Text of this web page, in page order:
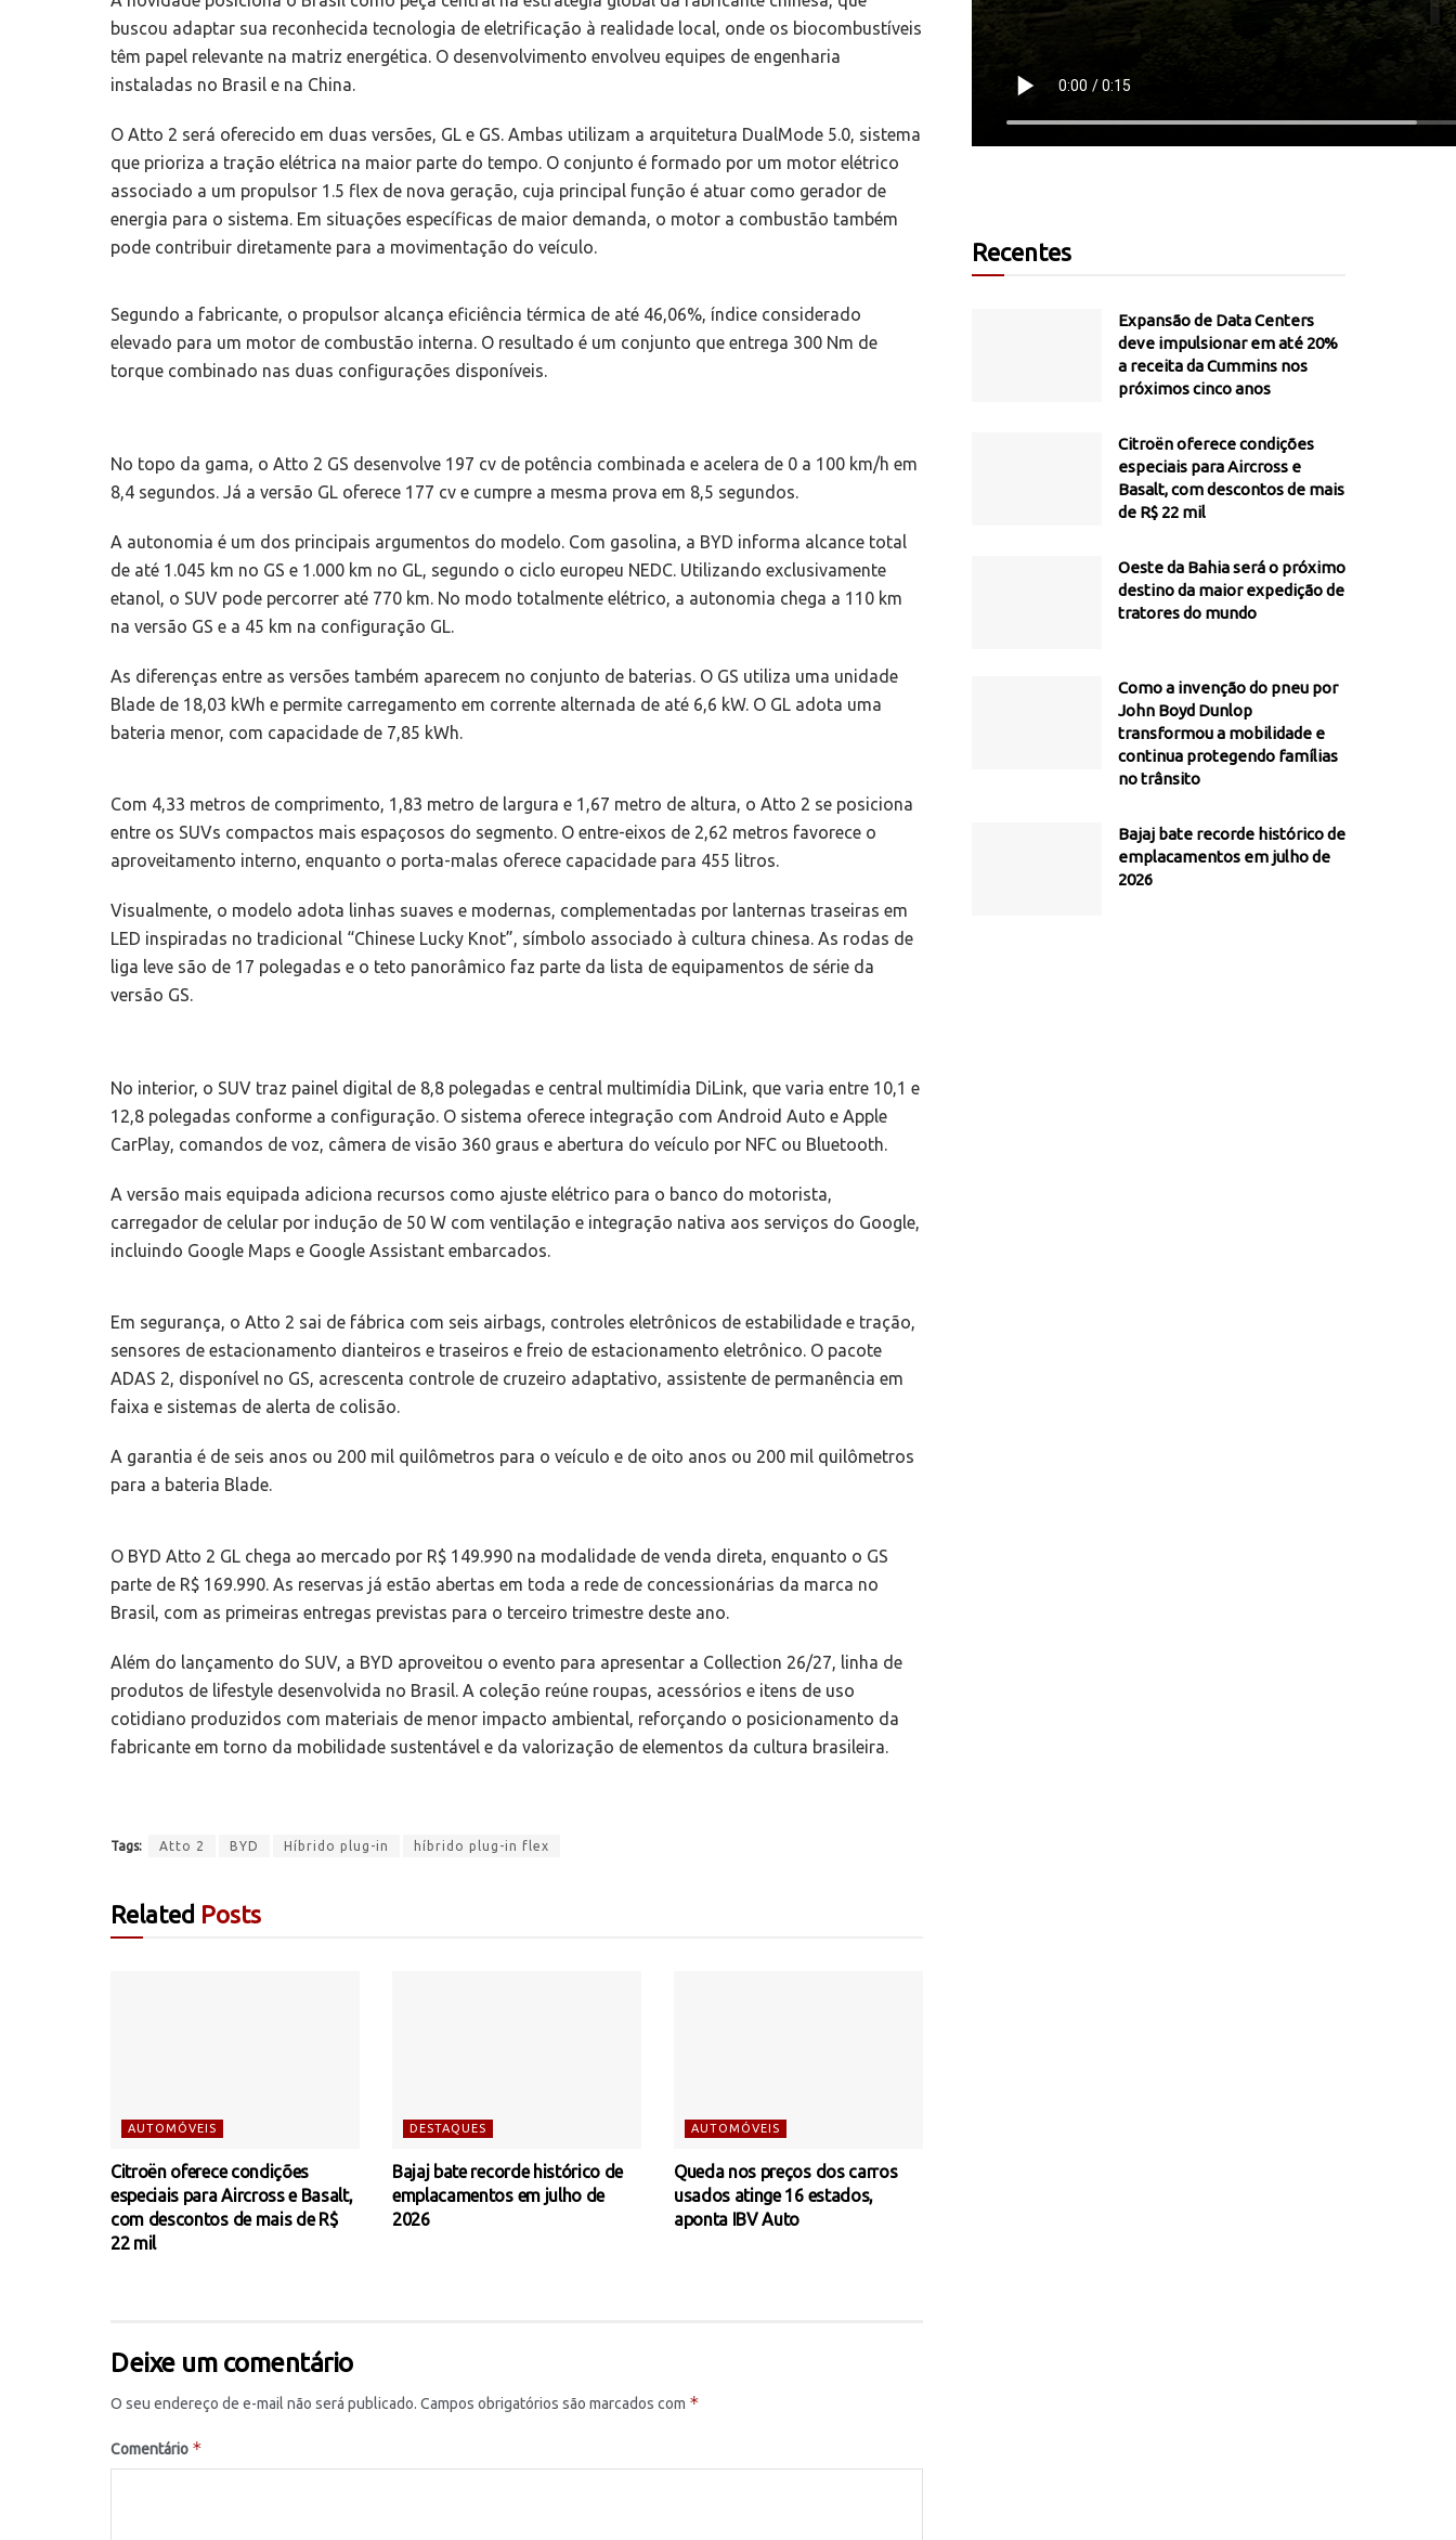
buscou adaptar sua reconhecida tecnologia de eletrificação à realidade local, onde os biocombustíveis
têm papel relevante na matriz energética. O desenvolvimento envolveu equipes de engenharia
instaladas no Brasil e na China.
O Atto 2 será oferecido em duas versões, GL e GS. Ambas utilizam a arquitetura DualMode 5.0, sistema
que prioriza a tração elétrica na maior parte do tempo. O conjunto é formado por um motor elétrico
associado a um propulsor 1.5 flex de nova geração, cuja principal função é atuar como gerador de
energia para o sistema. Em situações específicas de maior demanda, o motor a combustão também
pode contribuir diretamente para a movimentação do veículo.
Segundo a fabricante, o propulsor alcança eficiência térmica de até 46,06%, índice considerado
elevado para um motor de combustão interna. O resultado é um conjunto que entrega 300 Nm de
torque combinado nas duas configurações disponíveis.
No topo da gama, o Atto 2 GS desenvolve 197 cv de potência combinada e acelera de 0 a 100 km/h em
8,4 segundos. Já a versão GL oferece 177 cv e cumpre a mesma prova em 8,5 segundos.
A autonomia é um dos principais argumentos do modelo. Com gasolina, a BYD informa alcance total
de até 1.045 km no GS e 1.000 km no GL, segundo o ciclo europeu NEDC. Utilizando exclusivamente
etanol, o SUV pode percorrer até 770 km. No modo totalmente elétrico, a autonomia chega a 110 km
na versão GS e a 45 km na configuração GL.
As diferenças entre as versões também aparecem no conjunto de baterias. O GS utiliza uma unidade
Blade de 18,03 kWh e permite carregamento em corrente alternada de até 6,6 kW. O GL adota uma
bateria menor, com capacidade de 7,85 kWh.
Com 4,33 metros de comprimento, 1,83 metro de largura e 1,67 metro de altura, o Atto 2 se posiciona
entre os SUVs compactos mais espaçosos do segmento. O entre-eixos de 2,62 metros favorece o
aproveitamento interno, enquanto o porta-malas oferece capacidade para 455 litros.
Visualmente, o modelo adota linhas suaves e modernas, complementadas por lanternas traseiras em
LED inspiradas no tradicional “Chinese Lucky Knot”, símbolo associado à cultura chinesa. As rodas de
liga leve são de 17 polegadas e o teto panorâmico faz parte da lista de equipamentos de série da
versão GS.
No interior, o SUV traz painel digital de 8,8 polegadas e central multimídia DiLink, que varia entre 10,1 e
12,8 polegadas conforme a configuração. O sistema oferece integração com Android Auto e Apple
CarPlay, comandos de voz, câmera de visão 360 graus e abertura do veículo por NFC ou Bluetooth.
A versão mais equipada adiciona recursos como ajuste elétrico para o banco do motorista,
carregador de celular por indução de 50 W com ventilação e integração nativa aos serviços do Google,
incluindo Google Maps e Google Assistant embarcados.
Em segurança, o Atto 2 sai de fábrica com seis airbags, controles eletrônicos de estabilidade e tração,
sensores de estacionamento dianteiros e traseiros e freio de estacionamento eletrônico. O pacote
ADAS 2, disponível no GS, acrescenta controle de cruzeiro adaptativo, assistente de permanência em
faixa e sistemas de alerta de colisão.
A garantia é de seis anos ou 200 mil quilômetros para o veículo e de oito anos ou 200 mil quilômetros
para a bateria Blade.
O BYD Atto 2 GL chega ao mercado por R$ 149.990 na modalidade de venda direta, enquanto o GS
parte de R$ 169.990. As reservas já estão abertas em toda a rede de concessionárias da marca no
Brasil, com as primeiras entregas previstas para o terceiro trimestre deste ano.
Além do lançamento do SUV, a BYD aproveitou o evento para apresentar a Collection 26/27, linha de
produtos de lifestyle desenvolvida no Brasil. A coleção reúne roupas, acessórios e itens de uso
cotidiano produzidos com materiais de menor impacto ambiental, reforçando o posicionamento da
fabricante em torno da mobilidade sustentável e da valorização de elementos da cultura brasileira.
Tags: Atto 2 BYD Híbrido plug-in híbrido plug-in flex
Related Posts
AUTOMÓVEIS
Citroën oferece condições
especiais para Aircross e Basalt,
com descontos de mais de R$
22 mil
DESTAQUES
Bajaj bate recorde histórico de
emplacamentos em julho de
2026
AUTOMÓVEIS
Queda nos preços dos carros
usados atinge 16 estados,
aponta IBV Auto
Deixe um comentário
O seu endereço de e-mail não será publicado. Campos obrigatórios são marcados com *
Comentário *
Recentes
Expansão de Data Centers
deve impulsionar em até 20%
a receita da Cummins nos
próximos cinco anos
Citroën oferece condições
especiais para Aircross e
Basalt, com descontos de mais
de R$ 22 mil
Oeste da Bahia será o próximo
destino da maior expedição de
tratores do mundo
Como a invenção do pneu por
John Boyd Dunlop
transformou a mobilidade e
continua protegendo famílias
no trânsito
Bajaj bate recorde histórico de
emplacamentos em julho de
2026